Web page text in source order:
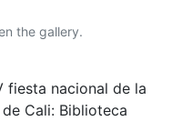
the gallery.
fiesta nacional de la
Cali: Biblioteca